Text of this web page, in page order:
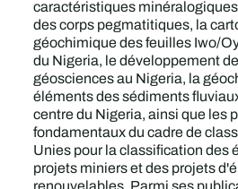
caractéristiques
des corps pegmatitiques, la
géochimique des feuilles Iwo/
du Nigeria, le développement
géosciences au Nigeria, la
éléments des sédiments
centre du Nigeria, ainsi que les
fondamentaux du cadre de
Unies pour la classification des
projets miniers et des projets